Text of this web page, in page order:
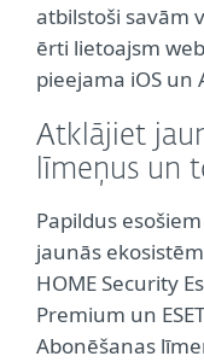
atbilstoši savām
ērti lietoajsm
pieejama iOS
Atklājiet
līmeņus un
Papildus
jaunās
HOME Security
Premium un
Abonēšanas